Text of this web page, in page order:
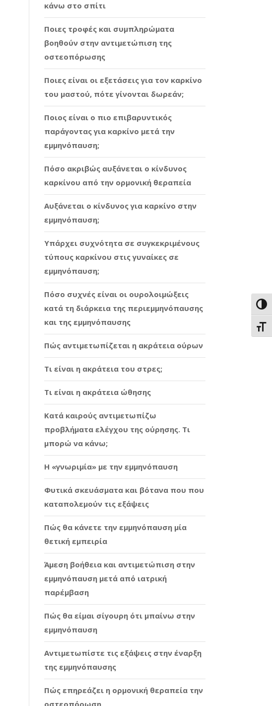
κάνω στο σπίτι
Ποιες τροφές και συμπληρώματα
βοηθούν στην αντιμετώπιση της
οστεοπόρωσης
Ποιες είναι οι εξετάσεις για τον καρκίνο
του μαστού, πότε γίνονται δωρεάν;
Ποιος είναι ο πιο επιβαρυντικός
παράγοντας για καρκίνο μετά την
εμμηνόπαυση;
Πόσο ακριβώς αυξάνεται ο κίνδυνος
καρκίνου από την ορμονική θεραπεία
Αυξάνεται ο κίνδυνος για καρκίνο στην
εμμηνόπαυση;
Υπάρχει συχνότητα σε συγκεκριμένους
τύπους καρκίνου στις γυναίκες σε
εμμηνόπαυση;
Πόσο συχνές είναι οι ουρολοιμώξεις
κατά τη διάρκεια της περιεμμηνόπαυσης
και της εμμηνόπαυσης
Πώς αντιμετωπίζεται η ακράτεια ούρων
Τι είναι η ακράτεια του στρες;
Τι είναι η ακράτεια ώθησης
Κατά καιρούς αντιμετωπίζω
προβλήματα ελέγχου της ούρησης. Τι
μπορώ να κάνω;
Η «γνωριμία» με την εμμηνόπαυση
Φυτικά σκευάσματα και βότανα που που
καταπολεμούν τις εξάψεις
Πώς θα κάνετε την εμμηνόπαυση μία
θετική εμπειρία
Άμεση βοήθεια και αντιμετώπιση στην
εμμηνόπαυση μετά από ιατρική
παρέμβαση
Πώς θα είμαι σίγουρη ότι μπαίνω στην
εμμηνόπαυση
Αντιμετωπίστε τις εξάψεις στην έναρξη
της εμμηνόπαυσης
Πώς επηρεάζει η ορμονική θεραπεία την
οστεοπόρωση